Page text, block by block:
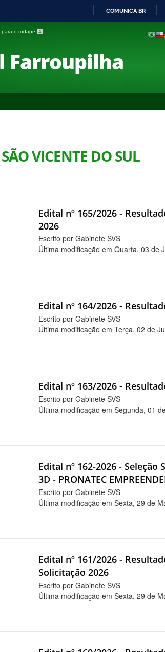
PARA
COMUNICA BR
para o rodapé 4
Farroupilha
VICENTE DO SUL
Edital nº 165/2026 -
2026
Escrito por Gabinete SVS
Última modificação em Quarta, 03 de
Edital nº 164/2026 -
Escrito por Gabinete SVS
Última modificação em Terça, 02 de
Edital nº 163/2026 -
Escrito por Gabinete SVS
Última modificação em Segunda, 01
Edital nº 162-2026 -
3D - PRONATEC
Escrito por Gabinete SVS
Última modificação em Sexta, 29 de
Edital nº 161/2026 -
Solicitação 2026
Escrito por Gabinete SVS
Última modificação em Sexta, 29 de